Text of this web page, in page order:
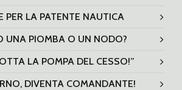
PER LA PATENTE NAUTICA
UNA PIOMBA O UN NODO?
LA POMPA DEL CESSO!”
DIVENTA COMANDANTE!